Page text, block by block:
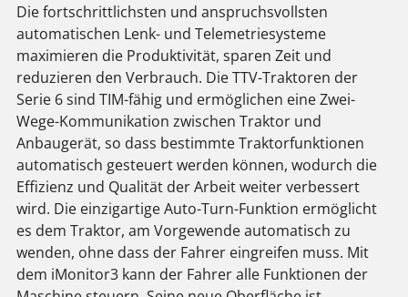
Die fortschrittlichsten und anspruchsvollsten
automatischen Lenk- und Telemetriesysteme
maximieren die Produktivität, sparen Zeit und
reduzieren den Verbrauch. Die TTV-Traktoren der
Serie 6 sind TIM-fähig und ermöglichen eine Zwei-
Wege-Kommunikation zwischen Traktor und
Anbaugerät, so dass bestimmte Traktorfunktionen
automatisch gesteuert werden können, wodurch die
Effizienz und Qualität der Arbeit weiter verbessert
wird. Die einzigartige Auto-Turn-Funktion ermöglicht
es dem Traktor, am Vorgewende automatisch zu
wenden, ohne dass der Fahrer eingreifen muss. Mit
dem iMonitor3 kann der Fahrer alle Funktionen der